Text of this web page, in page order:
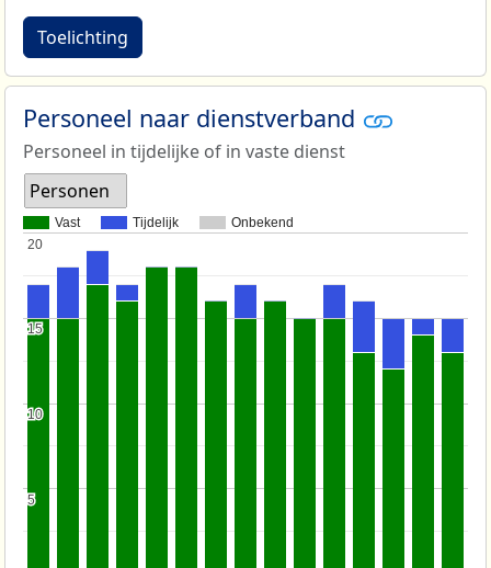
Toelichting
Personeel naar dienstverband
Personeel in tijdelijke of in vaste dienst
Personen
Vast Tijdelijk Onbekend
5
5
10
10
15
15
20
20